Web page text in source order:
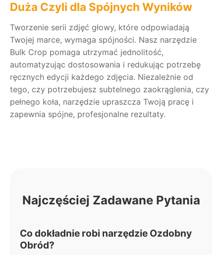
Duża Czyli dla Spójnych Wyników
Tworzenie serii zdjęć głowy, które odpowiadają
Twojej marce, wymaga spójności. Nasz narzędzie
Bulk Crop pomaga utrzymać jednolitość,
automatyzując dostosowania i redukując potrzebę
ręcznych edycji każdego zdjęcia. Niezależnie od
tego, czy potrzebujesz subtelnego zaokrąglenia, czy
pełnego koła, narzędzie upraszcza Twoją pracę i
zapewnia spójne, profesjonalne rezultaty.
Najczęściej Zadawane Pytania
Co dokładnie robi narzędzie Ozdobny
Obród?